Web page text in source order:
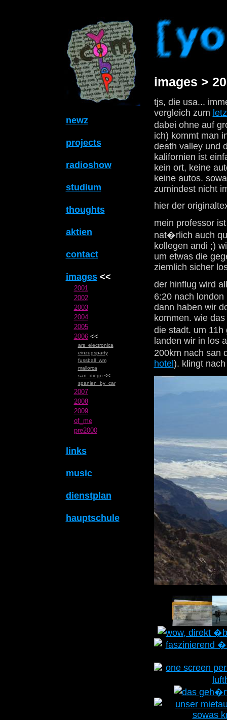
newz
projects
radioshow
studium
thoughts
aktien
contact
images<<
2001
2002
2003
2004
2005
2006<<
ars_electronica
einzugsparty
fussball_wm
mallorca
san_diego <<
spanien_by_car
2007
2008
2009
of_me
pre2000
links
music
dienstplan
hauptschule
images >
tjs, die usa...
vergleich zum
dabei ohne auf
ich) kommt man
death valley und
kalifornien ist
kein ort, keine
keine autos.
zumindest nicht
hier der
mein professor
nat�rlich auch
kollegen andi ;)
um etwas die
ziemlich sicher
der hinflug wird
6:20 nach
dann haben wir
kommen. wie
die stadt. um
landen wir in los
200km nach san
hotel). klingt